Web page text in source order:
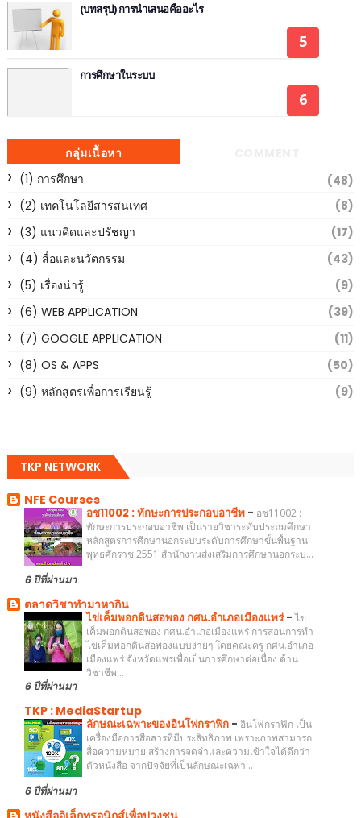
(บทสรุป) การนำเสนอคืออะไร
การศึกษาในระบบ
กลุ่มเนื้อหา
(1) การศึกษา
(48)
(2) เทคโนโลยีสารสนเทศ
(8)
(3) แนวคิดและปรัชญา
(17)
(4) สื่อและนวัตกรรม
(43)
(5) เรื่องน่ารู้
(9)
(6) WEB APPLICATION
(39)
(7) GOOGLE APPLICATION
(11)
(8) OS & APPS
(50)
(9) หลักสูตรเพื่อการเรียนรู้
(9)
TKP NETWORK
NFE Courses
อช11002 : ทักษะการประกอบอาชีพ - อช11002 :
ทักษะการประกอบอาชีพ เป็นรายวิชาระดับประถมศึกษา
หลักสูตรการศึกษานอกระบบระดับการศึกษาขั้นพื้นฐาน
พุทธศักราช 2551 สำนักงานส่งเสริมการศึกษานอกระบ...
6 ปีที่ผ่านมา
ตลาดวิชาทำมาหากิน
ไข่เค็มพอกดินสอพอง กศน.อำเภอเมืองแพร่-ไข่
เค็มพอกดินสอพอง กศน.อำเภอเมืองแพร่ การสอนการทำ
ไข่เค็มพอกดินสอพองแบบง่ายๆ โดยคณะครู กศน.อำเภอ
เมืองแพร่ จังหวัดแพร่เพื่อเป็นการศึกษาต่อเนื่อง ด้าน
วิชาชีพ...
6 ปีที่ผ่านมา
TKP : MediaStartup
ลักษณะเฉพาะของอินโฟกราฟิก - อินโฟกราฟิก เป็น
เครื่องมือการสื่อสารที่มีประสิทธิภาพ เพราะภาพสามารถ
สื่อความหมาย สร้างการจดจำและความเข้าใจได้ดีกว่า
ตัวหนังสือ จากปัจจัยที่เป็นลักษณะเฉพา...
6 ปีที่ผ่านมา